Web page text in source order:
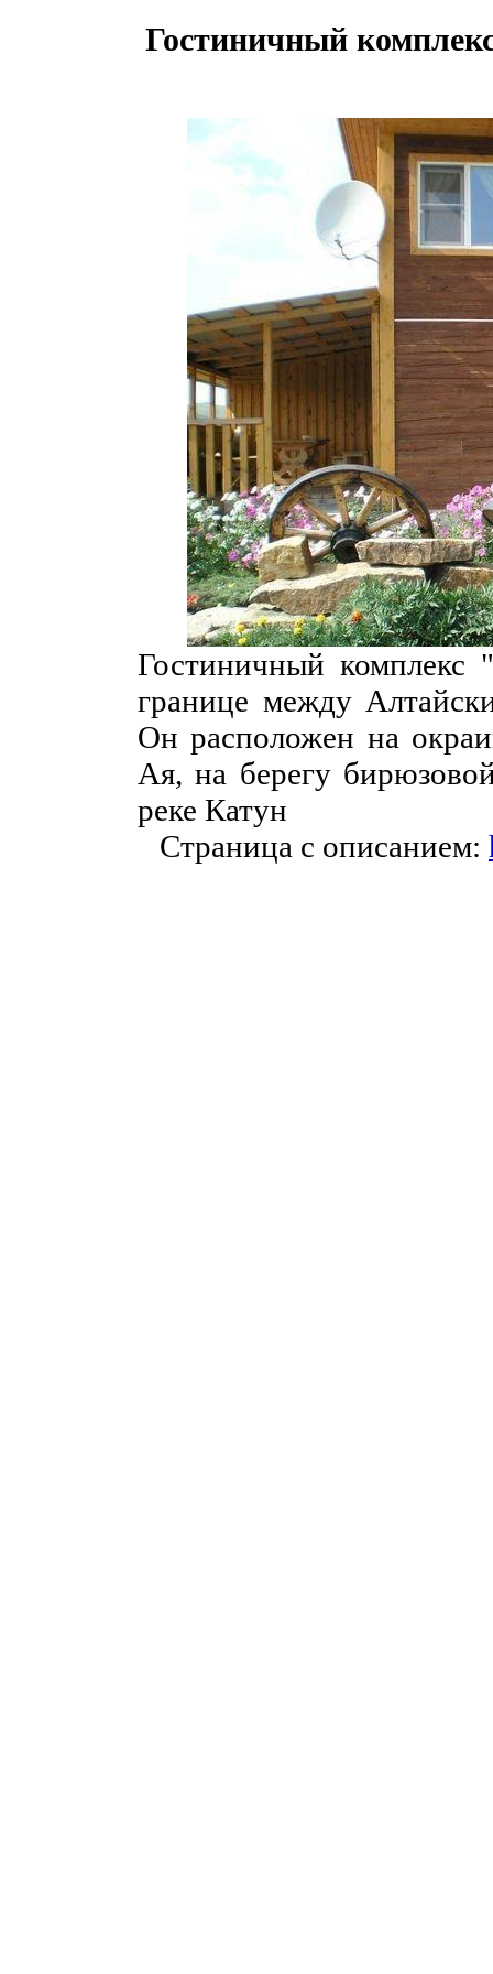
Гостиничный
Гостиничный комплекс
границе между
Он расположен на
Ая, на берегу
реке Катун
Страница с описанием: